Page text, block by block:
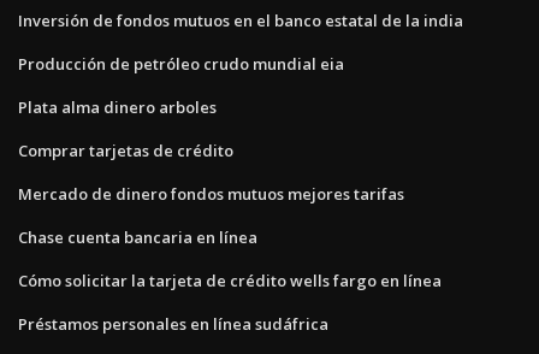
Inversión de fondos mutuos en el banco estatal de la india
Producción de petróleo crudo mundial eia
Plata alma dinero arboles
Comprar tarjetas de crédito
Mercado de dinero fondos mutuos mejores tarifas
Chase cuenta bancaria en línea
Cómo solicitar la tarjeta de crédito wells fargo en línea
Préstamos personales en línea sudáfrica